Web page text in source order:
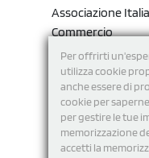
Per offrirti
utilizza cookie
anche essere di
cookie per
per gestire le tue
memorizzazione
accetti la
Seguici